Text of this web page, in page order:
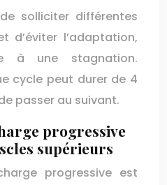
solliciter différentes
d’éviter l’adaptation,
à une stagnation.
cycle peut durer de 4
passer au suivant.
progressive
supérieurs
progressive est